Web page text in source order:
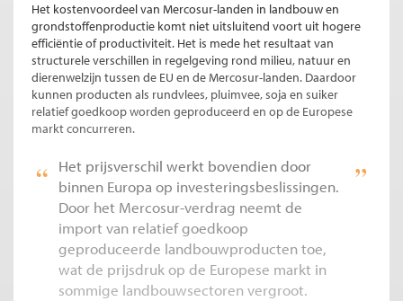
Het kostenvoordeel van Mercosur-landen in landbouw en
grondstoffenproductie komt niet uitsluitend voort uit hogere
efficiëntie of productiviteit. Het is mede het resultaat van
structurele verschillen in regelgeving rond milieu, natuur en
dierenwelzijn tussen de EU en de Mercosur-landen. Daardoor
kunnen producten als rundvlees, pluimvee, soja en suiker
relatief goedkoop worden geproduceerd en op de Europese
markt concurreren.
Het prijsverschil werkt bovendien door
binnen Europa op investeringsbeslissingen.
Door het Mercosur-verdrag neemt de
import van relatief goedkoop
geproduceerde landbouwproducten toe,
wat de prijsdruk op de Europese markt in
sommige landbouwsectoren vergroot.